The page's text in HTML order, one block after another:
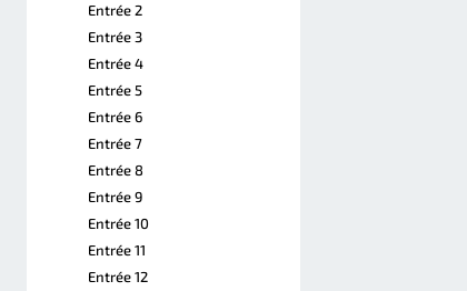
Entrée 2
Entrée 3
Entrée 4
Entrée 5
Entrée 6
Entrée 7
Entrée 8
Entrée 9
Entrée 10
Entrée 11
Entrée 12